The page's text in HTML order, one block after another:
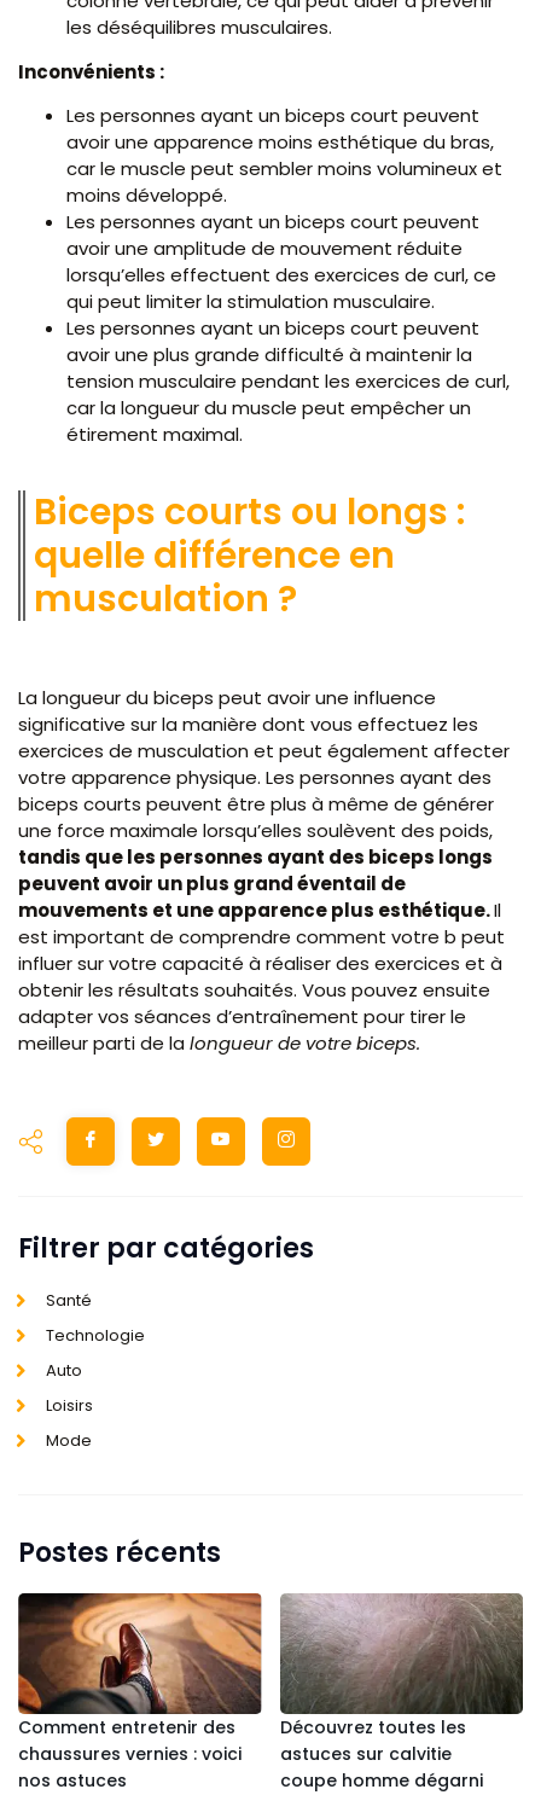
les déséquilibres musculaires.
Inconvénients :
Les personnes ayant un biceps court peuvent
avoir une apparence moins esthétique du bras,
car le muscle peut sembler moins volumineux et
moins développé.
Les personnes ayant un biceps court peuvent
avoir une amplitude de mouvement réduite
lorsqu’elles effectuent des exercices de curl, ce
qui peut limiter la stimulation musculaire.
Les personnes ayant un biceps court peuvent
avoir une plus grande difficulté à maintenir la
tension musculaire pendant les exercices de curl,
car la longueur du muscle peut empêcher un
étirement maximal.
Biceps courts ou longs :
quelle différence en
musculation ?
La longueur du biceps peut avoir une influence
significative sur la manière dont vous effectuez les
exercices de musculation et peut également affecter
votre apparence physique. Les personnes ayant des
biceps courts peuvent être plus à même de générer
une force maximale lorsqu’elles soulèvent des poids,
tandis que les personnes ayant des biceps longs
peuvent avoir un plus grand éventail de
mouvements et une apparence plus esthétique.Il
est important de comprendre comment votre b peut
influer sur votre capacité à réaliser des exercices et à
obtenir les résultats souhaités. Vous pouvez ensuite
adapter vos séances d’entraînement pour tirer le
meilleur parti de la longueur de votre biceps.
Filtrer par catégories
Santé
Technologie
Auto
Loisirs
Mode
Postes récents
Comment entretenir des
chaussures vernies : voici
nos astuces
Découvrez toutes les
astuces sur calvitie
coupe homme dégarni